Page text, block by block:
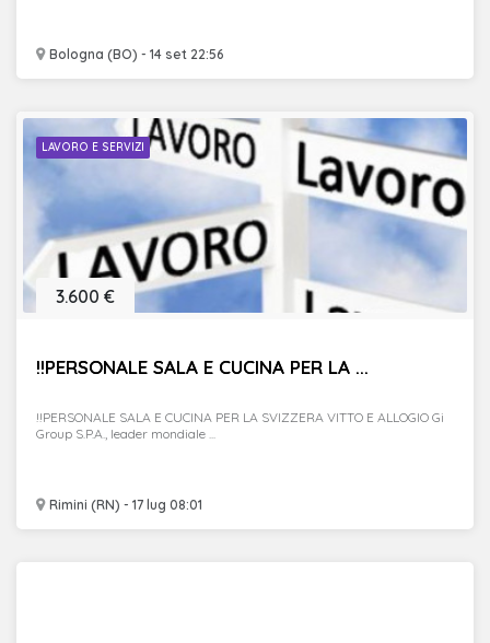
Bologna (BO) - 14 set 22:56
LAVORO E SERVIZI
!!PERSONALE SALA E CUCINA PER LA ...
Rimini (RN) - 17 lug 08:01
3.600 €
!!PERSONALE SALA E CUCINA PER LA SVIZZERA VITTO E ALLOGIO Gi
Group S.P.A., leader mondiale ...